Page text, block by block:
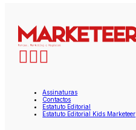
Assinaturas
Contactos
Estatuto Editorial
Estatuto Editorial Kids Marketeer